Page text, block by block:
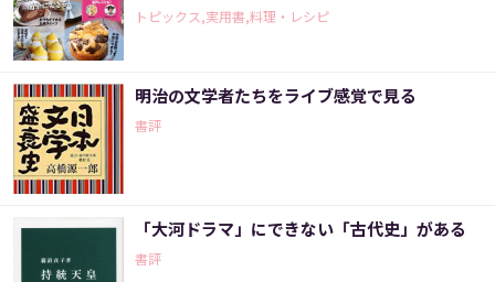
トピックス,実用書,料理・レシピ
明治の文学者たちをライブ感覚で見る
書評
「大河ドラマ」にできない「古代史」がある
書評